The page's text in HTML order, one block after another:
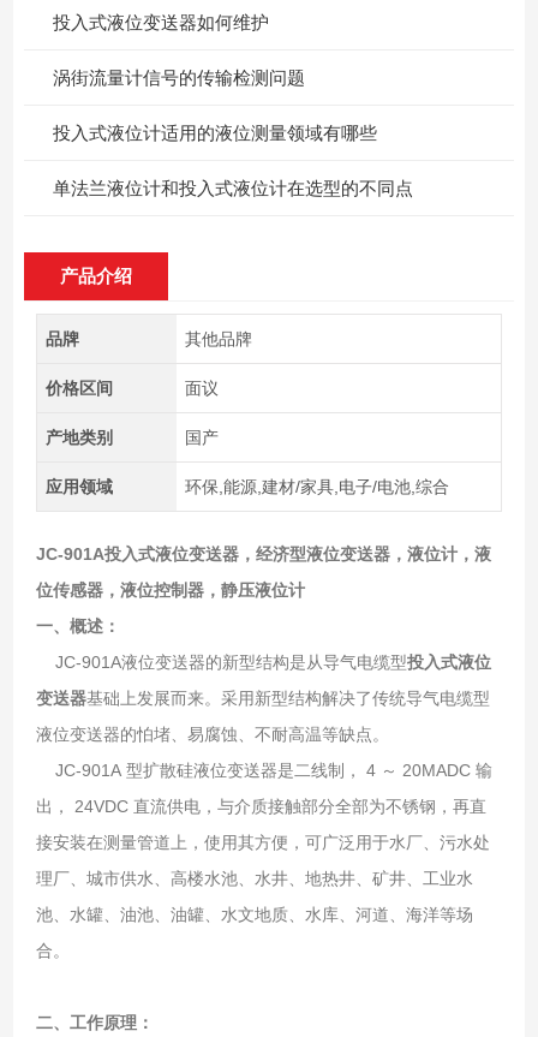
投入式液位变送器如何维护
涡街流量计信号的传输检测问题
投入式液位计适用的液位测量领域有哪些
单法兰液位计和投入式液位计在选型的不同点
产品介绍
品牌 其他品牌
价格区间 面议
产地类别 国产
应用领域 环保,能源,建材/家具,电子/电池,综合
JC-901A投入式液位变送器，经济型液位变送器，液位计，液
位传感器，液位控制器，静压液位计
一、概述：
JC-901A液位变送器的新型结构是从导气电缆型投入式液位
变送器基础上发展而来。采用新型结构解决了传统导气电缆型
液位变送器的怕堵、易腐蚀、不耐高温等缺点。
JC-901A 型扩散硅液位变送器是二线制， 4 ～ 20MADC 输
出， 24VDC 直流供电，与介质接触部分全部为不锈钢，再直
接安装在测量管道上，使用其方便，可广泛用于水厂、污水处
理厂、城市供水、高楼水池、水井、地热井、矿井、工业水
池、水罐、油池、油罐、水文地质、水库、河道、海洋等场
合。
二、工作原理：